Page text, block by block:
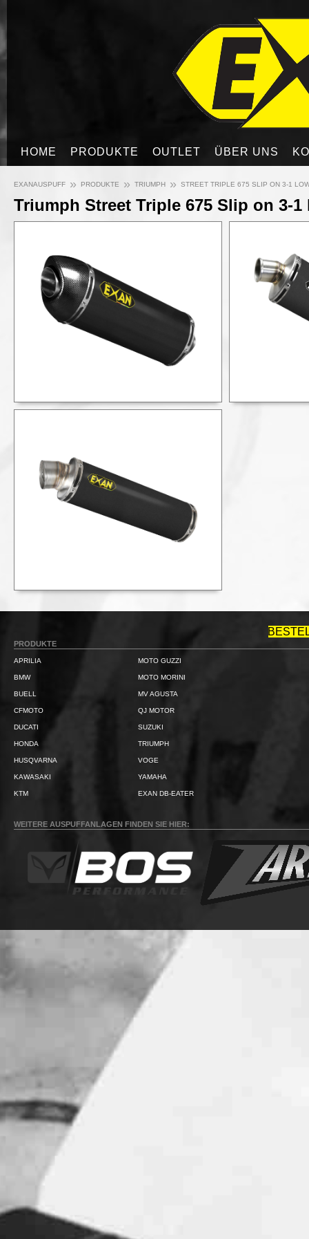
HOME PRODUKTE OUTLET ÜBER UNS
EXANAUSPUFF » PRODUKTE » TRIUMPH » STREET TRIPLE 675 SLIP ON 3-1
Triumph Street Triple 675 Slip on 3-1
PRODUKTE
APRILIA
BMW
BUELL
CFMOTO
DUCATI
HONDA
HUSQVARNA
KAWASAKI
KTM
MOTO GUZZI
MOTO MORINI
MV AGUSTA
QJ MOTOR
SUZUKI
TRIUMPH
VOGE
YAMAHA
EXAN DB-EATER
WEITERE AUSPUFFANLAGEN FINDEN SIE HIER: